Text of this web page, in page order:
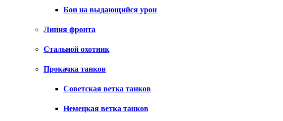
Бои на выдающийся урон
Линия фронта
Стальной охотник
Прокачка танков
Советская ветка танков
Немецкая ветка танков